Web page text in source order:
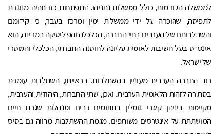
לממשלה הקודמות, כולל ממשלות נתניהו. התפתחות כזו תהיה מנוגדת
לתפיסה, שהוכרה על ידי ממשלות ימין ומרכז בעבר, כי קידומם
והשתלבותם של הערבים בחיי החברה, הכלכלה והפוליטיקה במדינה, הוא
אינטרס בעל חשיבות לאומית עליונה לחוסנה החברתי, הכלכלי והמוסרי
של ישראל.
רוב החברה הערבית מעוניין בהשתלבות. בראייתו, השתלבות עומדת
בסתירה לזהות הלאומית הערבית. ואכן, שתי החברות, היהודית והערבית,
מקיימות ביניהן קשרי גומלין בתחומים רבים ומנהלות שגרת חיים
המושתתת על אינטרסים משותפים. מגמת ההשתלבות מהווה גם בסיס